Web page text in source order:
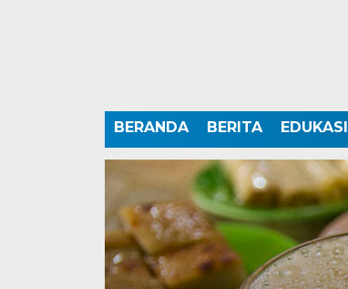
BERANDA BERITA EDUKASI